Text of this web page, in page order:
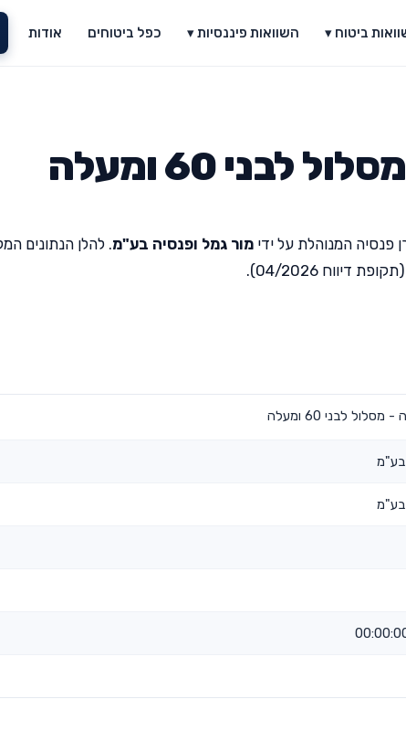
ביטוח ▾ השוואות פיננסיות ▾ כפל ביטוחים אודות
60 ומעלה
פנסיה המנוהלת על ידי מור גמל ופנסיה בע"מ. להלן הנתונים
04/2026).
לבני 60 ומעלה
בע"מ
בע"מ